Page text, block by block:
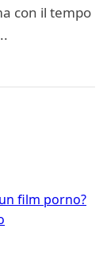
con il tempo
film porno?